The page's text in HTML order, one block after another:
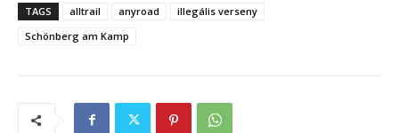
TAGS alltrail anyroad
illegális verseny
Schönberg am Kamp